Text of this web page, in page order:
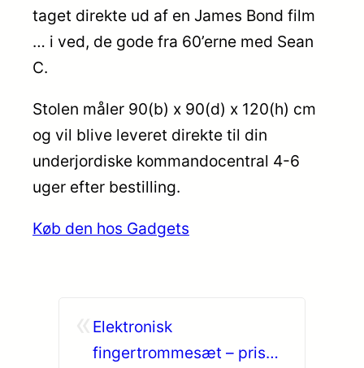
taget direkte ud af en James Bond film
… i ved, de gode fra 60’erne med Sean
C.
Stolen måler 90(b) x 90(d) x 120(h) cm
og vil blive leveret direkte til din
underjordiske kommandocentral 4-6
uger efter bestilling.
Køb den hos Gadgets
Elektronisk
fingertrommesæt – pris